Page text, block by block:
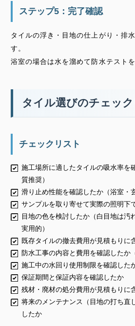
ステップ5：完了確認
タイルの浮き・目地の仕上がり・排
す。
浴室の場合は水を溜めて防水テストを
タイル選びのチェック
チェックリスト
施工場所に適したタイルの吸水率を
質推奨）
滑り止め性能を確認したか（浴室・
サンプルを取り寄せて実際の照明下
目地の色を検討したか（白目地は汚
実用的）
既存タイルの撤去費用が見積もりに
防水工事の内容と費用を確認したか
施工中の水回り使用制限を確認した
保証期間と保証内容を確認したか
残材・廃材の処分費用が見積もりに
将来のメンテナンス（目地の打ち直
したか